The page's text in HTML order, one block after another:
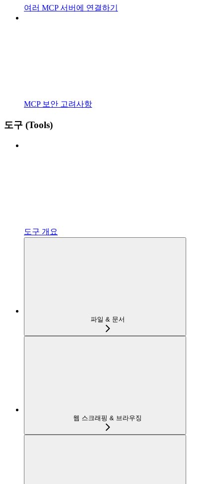
여러 MCP 서버에 연결하기
MCP 보안 고려사항
도구 (Tools)
도구 개요
파일 & 문서
웹 스크래핑 & 브라우징